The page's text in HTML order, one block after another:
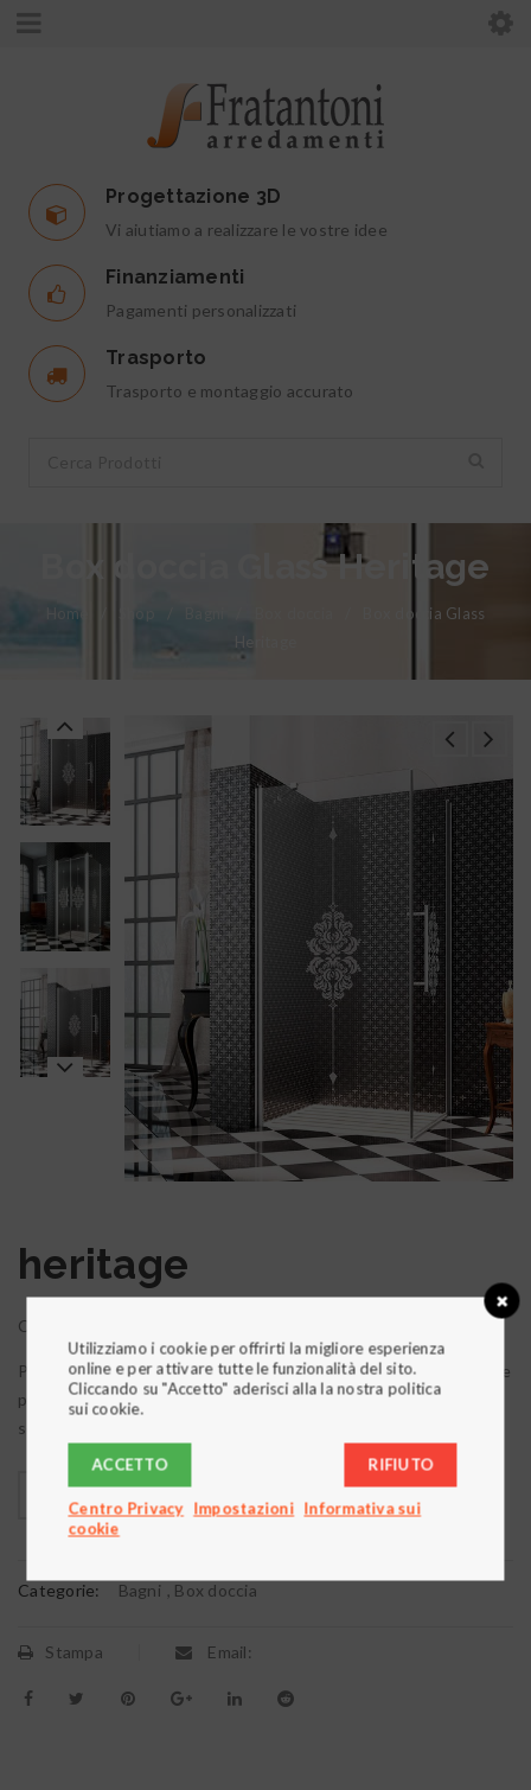
Progettazione 3D
Vi aiutiamo a realizzare le vostre idee
Finanziamenti
Pagamenti personalizzati
Trasporto
Trasporto e montaggio accurato
Box doccia Glass Heritage
Home
Box doccia Glass
Heritage
heritage
Chiusura doccia con cristallo decorato.
Parzialmente intelaiata, con meccanismo di sollevamento porta e
profilo raccogligoccia sottoporta, cristallo sagomato e
serigrafato, maniglia e profili con pomello “Cristal”.
Categorie: Bagni , Box doccia
Stampa Email:
Utilizziamo i cookie per offrirti la migliore esperienza
online e per attivare tutte le funzionalità del sito.
Cliccando su "Accetto" aderisci alla la nostra politica
sui cookie.
ACCETTO RIFIUTO
Centro Privacy Impostazioni Informativa sui
cookie